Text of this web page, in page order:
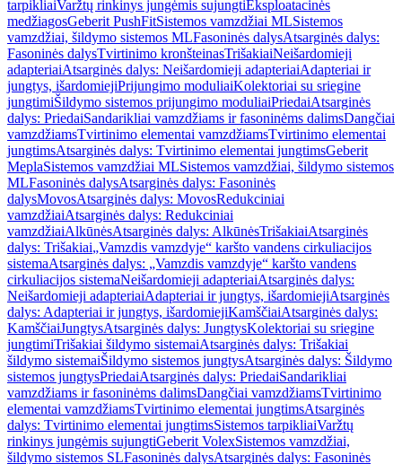
tarpikliaiVaržtų rinkinys jungėmis sujungtiEksploatacinės
medžiagosGeberit PushFitSistemos vamzdžiai MLSistemos
vamzdžiai, šildymo sistemos MLFasoninės dalysAtsarginės dalys:
Fasoninės dalysTvirtinimo kronšteinasTrišakiaiNeišardomieji
adapteriaiAtsarginės dalys: Neišardomieji adapteriaiAdapteriai ir
jungtys, išardomiejiPrijungimo moduliaiKolektoriai su sriegine
jungtimiŠildymo sistemos prijungimo moduliaiPriedaiAtsarginės
dalys: PriedaiSandarikliai vamzdžiams ir fasoninėms dalimsDangčiai
vamzdžiamsTvirtinimo elementai vamzdžiamsTvirtinimo elementai
jungtimsAtsarginės dalys: Tvirtinimo elementai jungtimsGeberit
MeplaSistemos vamzdžiai MLSistemos vamzdžiai, šildymo sistemos
MLFasoninės dalysAtsarginės dalys: Fasoninės
dalysMovosAtsarginės dalys: MovosRedukciniai
vamzdžiaiAtsarginės dalys: Redukciniai
vamzdžiaiAlkūnėsAtsarginės dalys: AlkūnėsTrišakiaiAtsarginės
dalys: Trišakiai„Vamzdis vamzdyje“ karšto vandens cirkuliacijos
sistemaAtsarginės dalys: „Vamzdis vamzdyje“ karšto vandens
cirkuliacijos sistemaNeišardomieji adapteriaiAtsarginės dalys:
Neišardomieji adapteriaiAdapteriai ir jungtys, išardomiejiAtsarginės
dalys: Adapteriai ir jungtys, išardomiejiKamščiaiAtsarginės dalys:
KamščiaiJungtysAtsarginės dalys: JungtysKolektoriai su sriegine
jungtimiTrišakiai šildymo sistemaiAtsarginės dalys: Trišakiai
šildymo sistemaiŠildymo sistemos jungtysAtsarginės dalys: Šildymo
sistemos jungtysPriedaiAtsarginės dalys: PriedaiSandarikliai
vamzdžiams ir fasoninėms dalimsDangčiai vamzdžiamsTvirtinimo
elementai vamzdžiamsTvirtinimo elementai jungtimsAtsarginės
dalys: Tvirtinimo elementai jungtimsSistemos tarpikliaiVaržtų
rinkinys jungėmis sujungtiGeberit VolexSistemos vamzdžiai,
šildymo sistemos SLFasoninės dalysAtsarginės dalys: Fasoninės